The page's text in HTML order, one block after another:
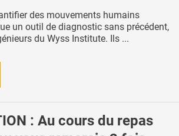
des mouvements humains
un outil de diagnostic sans précédent,
du Wyss Institute. Ils ...
: Au cours du repas